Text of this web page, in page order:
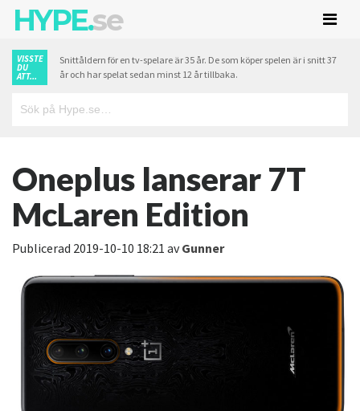
HYPE.se
VISSTE
DU
ATT...
Snittåldern för en tv-spelare är 35 år. De som köper spelen är i snitt 37
år och har spelat sedan minst 12 år tillbaka.
Oneplus lanserar 7T
McLaren Edition
Publicerad 2019-10-10 18:21 avGunner